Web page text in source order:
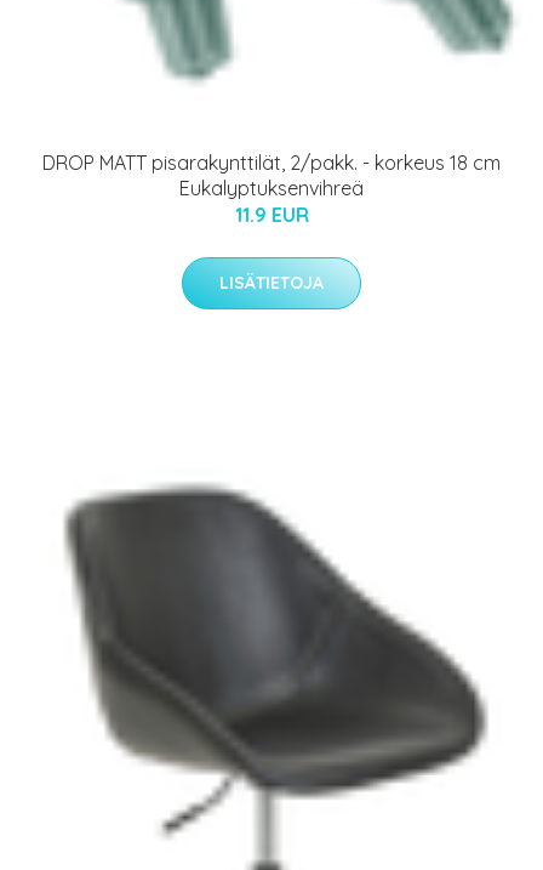
DROP MATT pisarakynttilät, 2/pakk. - korkeus 18 cm
Eukalyptuksenvihreä
11.9 EUR
LISÄTIETOJA